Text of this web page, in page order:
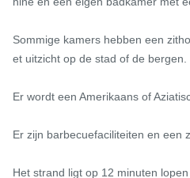
Sommige kamers hebben een
et uitzicht op de stad of de bergen.
Er wordt een Amerikaans of
Er zijn barbecuefaciliteiten en een
Het strand ligt op 12 minuten